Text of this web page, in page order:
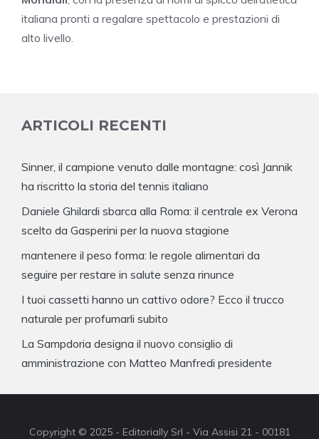
italiana pronti a regalare spettacolo e prestazioni di
alto livello.
ARTICOLI RECENTI
Sinner, il campione venuto dalle montagne: così Jannik
ha riscritto la storia del tennis italiano
Daniele Ghilardi sbarca alla Roma: il centrale ex Verona
scelto da Gasperini per la nuova stagione
mantenere il peso forma: le regole alimentari da
seguire per restare in salute senza rinunce
I tuoi cassetti hanno un cattivo odore? Ecco il trucco
naturale per profumarli subito
La Sampdoria designa il nuovo consiglio di
amministrazione con Matteo Manfredi presidente
Copyright © 2025 - Editorially Srl - Via Assisi 21 - 00181